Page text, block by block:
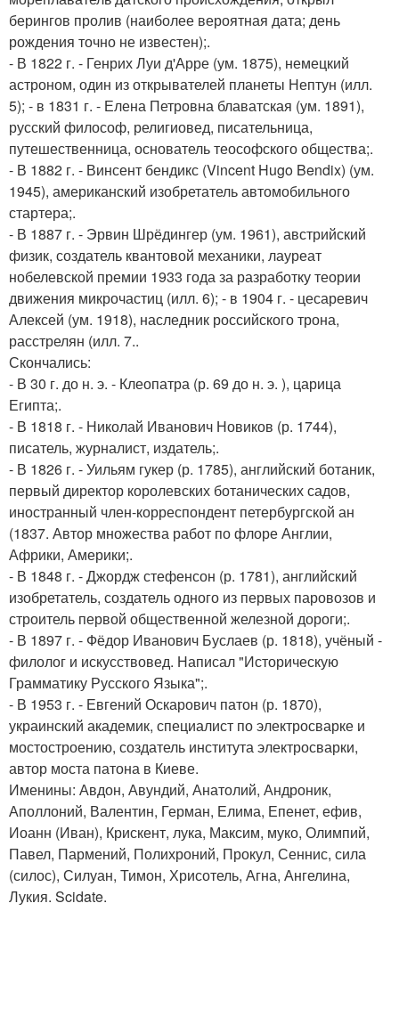
берингов пролив (наиболее вероятная дата; день
рождения точно не известен);.
- В 1822 г. - Генрих Луи д'Арре (ум. 1875), немецкий
астроном, один из открывателей планеты Нептун (илл.
5); - в 1831 г. - Елена Петровна блаватская (ум. 1891),
русский философ, религиовед, писательница,
путешественница, основатель теософского общества;.
- В 1882 г. - Винсент бендикс (Vincent Hugo Bendix) (ум.
1945), американский изобретатель автомобильного
стартера;.
- В 1887 г. - Эрвин Шрёдингер (ум. 1961), австрийский
физик, создатель квантовой механики, лауреат
нобелевской премии 1933 года за разработку теории
движения микрочастиц (илл. 6); - в 1904 г. - цесаревич
Алексей (ум. 1918), наследник российского трона,
расстрелян (илл. 7..
Скончались:
- В 30 г. до н. э. - Клеопатра (р. 69 до н. э. ), царица
Египта;.
- В 1818 г. - Николай Иванович Новиков (р. 1744),
писатель, журналист, издатель;.
- В 1826 г. - Уильям гукер (р. 1785), английский ботаник,
первый директор королевских ботанических садов,
иностранный член-корреспондент петербургской ан
(1837. Автор множества работ по флоре Англии,
Африки, Америки;.
- В 1848 г. - Джордж стефенсон (р. 1781), английский
изобретатель, создатель одного из первых паровозов и
строитель первой общественной железной дороги;.
- В 1897 г. - Фёдор Иванович Буслаев (р. 1818), учёный -
филолог и искусствовед. Написал "Историческую
Грамматику Русского Языка";.
- В 1953 г. - Евгений Оскарович патон (р. 1870),
украинский академик, специалист по электросварке и
мостостроению, создатель института электросварки,
автор моста патона в Киеве.
Именины: Авдон, Авундий, Анатолий, Андроник,
Аполлоний, Валентин, Герман, Елима, Епенет, ефив,
Иоанн (Иван), Крискент, лука, Максим, муко, Олимпий,
Павел, Пармений, Полихроний, Прокул, Сеннис, сила
(силос), Силуан, Тимон, Хрисотель, Агна, Ангелина,
Лукия. Scidate.